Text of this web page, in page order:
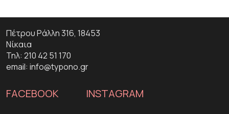
variants.
options
may
be
chosen
product
variants.
product
Πέτρου Ράλλη 316, 18453
Νίκαια
Τηλ: 210 42 51 170
email: info@typono.gr
FACEBOOK INSTAGRAM